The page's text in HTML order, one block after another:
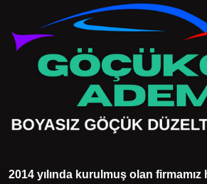
2014 yılında kurulmuş olan